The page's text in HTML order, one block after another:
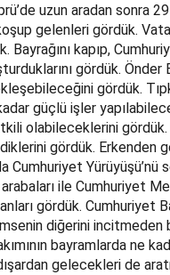
uzun aradan sonra
gelenleri gördük.
Bayrağını kapıp,
gördük. Önder
gördük.
güçlü işler
olabileceklerini gördük.
gördük. Erkenden
Cumhuriyet Yürüyüşü’nü
ile Cumhuriyet
gördük. Cumhuriyet
diğerini incitmeden
bayramlarda ne
gelecekleri de